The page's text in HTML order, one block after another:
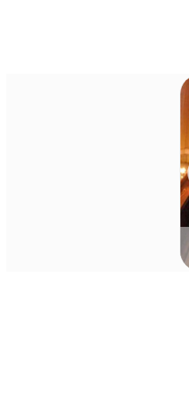
שפר, גליל עליון